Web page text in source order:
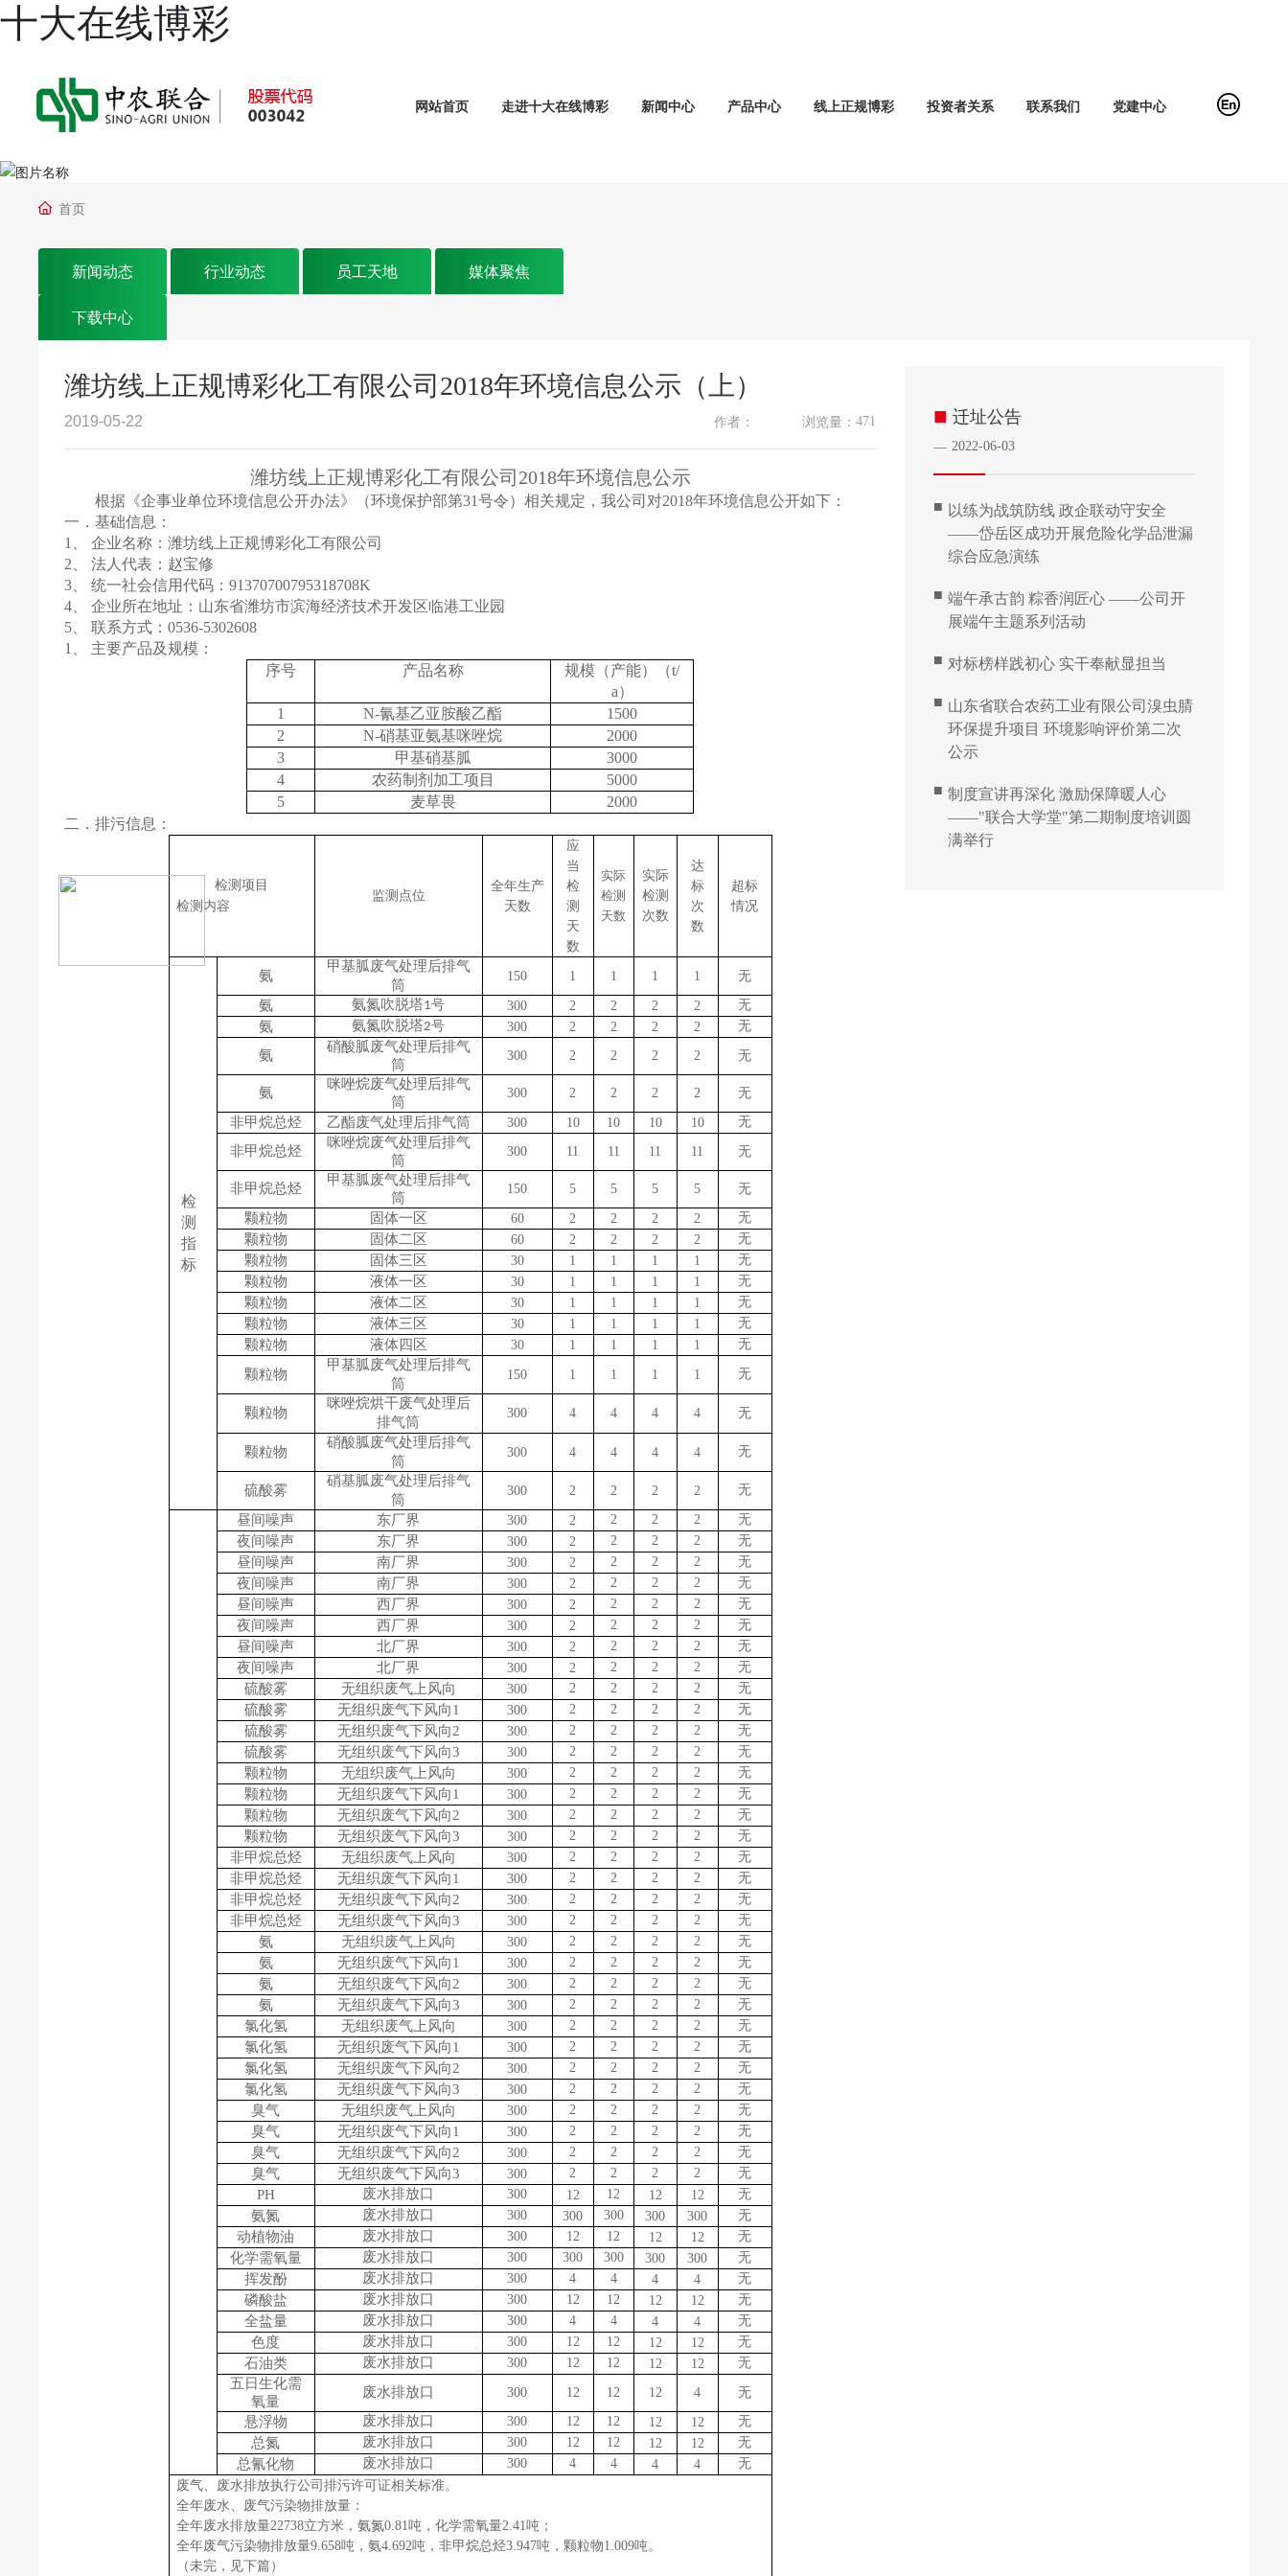
十大在线博彩
网站首页 走进十大在线博彩 新闻中心 产品中心 线上正规博彩 投资者关系 联系我们 党建中心
首页
新闻动态 行业动态 员工天地 媒体聚焦
下载中心
潍坊线上正规博彩化工有限公司2018年环境信息公示（上）
2019-05-22 作者： 浏览量： 471
潍坊线上正规博彩化工有限公司2018年环境信息公示
根据《企事业单位环境信息公开办法》（环境保护部第31号令）相关规定，我公司对2018年环境信息公开如下：
一．基础信息：
1、企业名称：潍坊线上正规博彩化工有限公司
2、法人代表： 赵宝修
3、统一社会信用代码：91370700795318708K
4、企业所在地址： 山东省潍坊市滨海经济技术开发区临港工业园
5、联系方式：0536-5302608
1、 主要产品及规模：
序号
产品名称 规模（产能）（t/
a）
1
N-氰基乙亚胺酸乙酯
1500
2
N-硝基亚氨基咪唑烷
2000
3
甲基硝基胍
3000
4
农药制剂加工项目
5000
5
麦草畏
2000
二．排污信息：
检测项目
检测 内容
监测点位
全年生产
天数
应
当
检
测
天
数
实际
检测
天数
实际
检测
次数
达
标
次
数
超标
情况
检
测
指
标
氨
甲基胍废气处理 后排气
筒
150 1 1 1 1 无
氨 氨氮吹脱塔1号 300 2 2 2 2 无
氨 氨氮吹脱塔2号 300 2 2 2 2 无
氨
硝酸胍废气处理后排气
筒
300 2 2 2 2 无
氨
咪唑烷废气处理后排气
筒
300 2 2 2 2 无
非甲烷总烃 乙酯废气处理后排气筒 300 10 10 10 10 无
非甲烷总烃
咪唑烷废气处理后排气
筒
300 11 11 11 11 无
非甲烷总烃
甲基胍废气处理后排气
筒
150 5 5 5 5 无
颗粒物 固体一区 60 2 2 2 2 无
颗粒物 固体二区 60 2 2 2 2 无
颗粒物 固体三区 30 1 1 1 1 无
颗粒物 液体一区 30 1 1 1 1 无
颗粒物 液体二区 30 1 1 1 1 无
颗粒物 液体三区 30 1 1 1 1 无
颗粒物 液体四区 30 1 1 1 1 无
颗粒物
甲基胍废气处理 后排气
筒
150 1 1 1 1 无
颗粒物
咪唑烷烘干废气处理 后
排气筒
300 4 4 4 4 无
颗粒物
硝酸胍废气处理 后排气
筒
300 4 4 4 4 无
硫酸雾
硝基胍废气处理 后排气
筒
300 2 2 2 2 无
昼间噪声 东厂界 300 2 2 2 2 无
夜间噪声 东厂界 300 2 2 2 2 无
昼间噪声 南厂界 300 2 2 2 2 无
夜间噪声 南厂界 300 2 2 2 2 无
昼间噪声 西厂界 300 2 2 2 2 无
夜间噪声 西厂界 300 2 2 2 2 无
昼间噪声 北厂界 300 2 2 2 2 无
夜间噪声 北厂界 300 2 2 2 2 无
硫酸雾 无组织废气上风向 300 2 2 2 2 无
硫酸雾 无组织废气下风向1 300 2 2 2 2 无
硫酸雾 无组织废气下风向2 300 2 2 2 2 无
硫酸雾 无组织废气下风向3 300 2 2 2 2 无
颗粒物 无组织废气上风向 300 2 2 2 2 无
颗粒物 无组织废气下风向1 300 2 2 2 2 无
颗粒物 无组织废气下风向2 300 2 2 2 2 无
颗粒物 无组织废气下风向3 300 2 2 2 2 无
非甲烷总烃 无组织废气上风向 300 2 2 2 2 无
非甲烷总烃 无组织废气下风向1 300 2 2 2 2 无
非甲烷总烃 无组织废气下风向2 300 2 2 2 2 无
非甲烷总烃 无组织废气下风向3 300 2 2 2 2 无
氨 无组织废气上风向 300 2 2 2 2 无
氨 无组织废气下风向1 300 2 2 2 2 无
氨 无组织废气下风向2 300 2 2 2 2 无
氨 无组织废气下风向3 300 2 2 2 2 无
氯化氢 无组织废气上风向 300 2 2 2 2 无
氯化氢 无组织废气下风向1 300 2 2 2 2 无
氯化氢 无组织废气下风向2 300 2 2 2 2 无
氯化氢 无组织废气下风向3 300 2 2 2 2 无
臭气 无组织废气上风向 300 2 2 2 2 无
臭气 无组织废气下风向1 300 2 2 2 2 无
臭气 无组织废气下风向2 300 2 2 2 2 无
臭气 无组织废气下风向3 300 2 2 2 2 无
PH 废水排放口 300 12 12 12 12 无
氨氮 废水排放口 300 300 300 300 300 无
动植物油 废水排放口 300 12 12 12 12 无
化学需氧量 废水排放口 300 300 300 300 300 无
挥发酚 废水排放口 300 4 4 4 4 无
磷酸盐 废水排放口 300 12 12 12 12 无
全盐量 废水排放口 300 4 4 4 4 无
色度 废水排放口 300 12 12 12 1 2 无
石油类 废水排放口 300 12 12 12 12 无
五日生化需
氧量
废水排放口 300 12 12 12 4 无
悬浮物 废水排放口 300 12 12 12 12 无
总氮 废水排放口 300 12 12 12 12 无
总氰化物 废水排放口 300 4 4 4 4
无
废气、废水排放执行公司排污许可证相关标准。
全年废水、废气污染物排放量：
全年废水排放量22738立方米，氨氮0.81吨，化学需氧量2.41吨；
全年废气污染物排放量9.658吨，氨4.692吨，非甲烷总烃3.947吨，颗粒物1.009吨。
（未完，见下篇）
■ 迁址公告
— 2022-06-03
■ 以练为战筑防线 政企联动守安全
——岱岳区成功开展危险化学品泄漏
综合应急演练
■ 端午承古韵 粽香润匠心 ——公司开
展端午主题系列活动
■ 对标榜样践初心 实干奉献显担当
■ 山东省联合农药工业有限公司溴虫腈
环保提升项目 环境影响评价第二次
公示
■ 制度宣讲再深化 激励保障暖人心
——"联合大学堂"第二期制度培训圆
满举行